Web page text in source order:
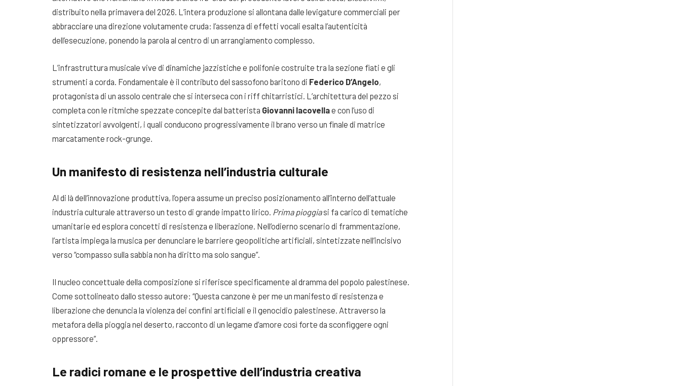
distribuito nella primavera del 2026. L’intera produzione si allontana dalle levigature commerciali per
abbracciare una direzione volutamente cruda: l’assenza di effetti vocali esalta l’autenticità
dell’esecuzione, ponendo la parola al centro di un arrangiamento complesso.
L’infrastruttura musicale vive di dinamiche jazzistiche e polifonie costruite tra la sezione fiati e gli
strumenti a corda. Fondamentale è il contributo del sassofono baritono di Federico D’Angelo,
protagonista di un assolo centrale che si interseca con i riff chitarristici. L’architettura del pezzo si
completa con le ritmiche spezzate concepite dal batterista Giovanni Iacovellae con l’uso di
sintetizzatori avvolgenti, i quali conducono progressivamente il brano verso un finale di matrice
marcatamente rock-grunge.
Un manifesto di resistenza nell’industria culturale
Al di là dell’innovazione produttiva, l’opera assume un preciso posizionamento all’interno dell’attuale
industria culturale attraverso un testo di grande impatto lirico. Prima pioggiasi fa carico di tematiche
umanitarie ed esplora concetti di resistenza e liberazione. Nell’odierno scenario di frammentazione,
l’artista impiega la musica per denunciare le barriere geopolitiche artificiali, sintetizzate nell’incisivo
verso “compasso sulla sabbia non ha diritto ma solo sangue”.
Il nucleo concettuale della composizione si riferisce specificamente al dramma del popolo palestinese.
Come sottolineato dallo stesso autore: “Questa canzone è per me un manifesto di resistenza e
liberazione che denuncia la violenza dei confini artificiali e il genocidio palestinese. Attraverso la
metafora della pioggia nel deserto, racconto di un legame d’amore così forte da sconfiggere ogni
oppressore”.
Le radici romane e le prospettive dell’industria creativa